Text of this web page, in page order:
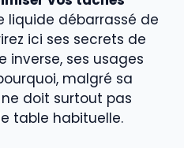
liquide débarrassé de
ici ses secrets de
inverse, ses usages
malgré sa
doit surtout pas
table habituelle.